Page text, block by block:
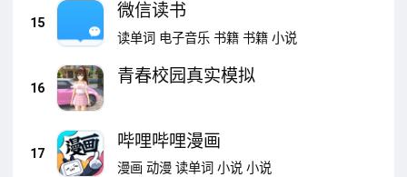
15
微信读书
读单词 电子音乐 书籍 书籍 小说
16
青春校园真实模拟
17
哔哩哔哩漫画
漫画 动漫 读单词 小说 小说